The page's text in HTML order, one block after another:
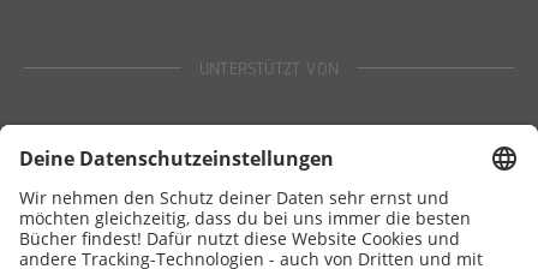
UNTERSTÜTZT VON
Stiftung Lesen